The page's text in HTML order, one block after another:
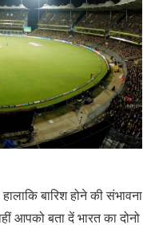
बारिश होने की संभावना
आपको बता दें भारत का दोनो